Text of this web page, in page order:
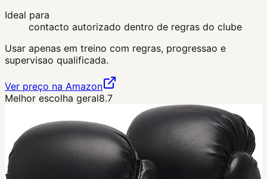
Ideal para
contacto autorizado dentro de regras do clube
Usar apenas em treino com regras, progressao e
supervisao qualificada.
Ver preço na Amazon
Melhor escolha geral8.7